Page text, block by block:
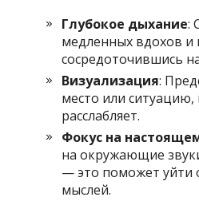
Глубокое дыхание:
медленных вдохов и
сосредоточившись
Визуализация:
место или ситуацию,
расслабляет.
Фокус на
на окружающие
— это поможет уйти
мыслей.